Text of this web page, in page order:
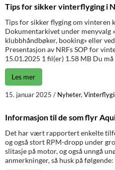
Tips for sikker vinterflyging i
Tips for sikker flyging om vinteren
Dokumentarkivet under menyvalg
klubbhåndbøker, booking» eller
Presentasjon av NRFs SOP for
15.01.2025 1 fil(er) 1.58 MB Du
Les mer
15. januar 2025 / Nyheter,
Informasjon til de som flyr
Det har vært rapportert enkelte
og også stort RPM-dropp under
slitasje på motor, og også unngå
anmerkninger, så husk på